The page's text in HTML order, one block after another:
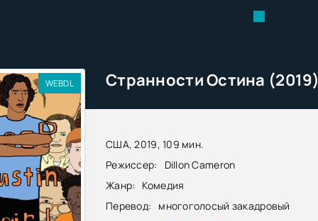
Странности Остина (2019)
США, 2019, 109 мин.
Режиссер:
Dillon Cameron
Жанр:
Комедия
Перевод:
многоголосый закадровый
WEBDL